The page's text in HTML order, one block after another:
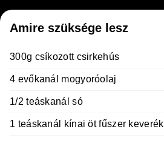
Amire szüksége lesz
300g csíkozott csirkehús
4 evőkanál mogyoróolaj
1/2 teáskanál só
1 teáskanál kínai öt fűszer keverék